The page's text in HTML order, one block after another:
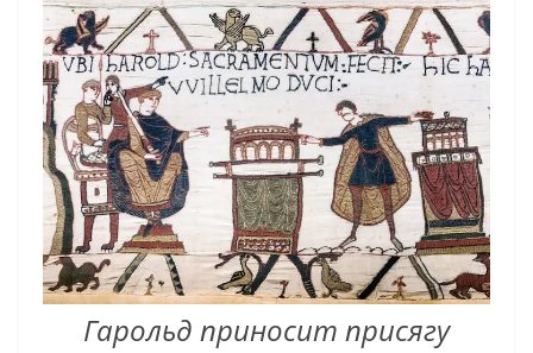
Гарольд приносит присягу